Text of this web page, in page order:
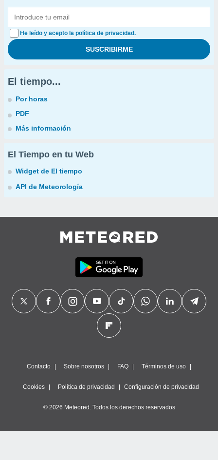
He leído y acepto la política de privacidad.
El tiempo...
Por horas
PDF
Más información
El Tiempo en tu Web
Widget de El tiempo
API de Meteorología
Contacto Sobre nosotros FAQ Términos de uso
Cookies Política de privacidad Configuración de privacidad
© 2026 Meteored. Todos los derechos reservados